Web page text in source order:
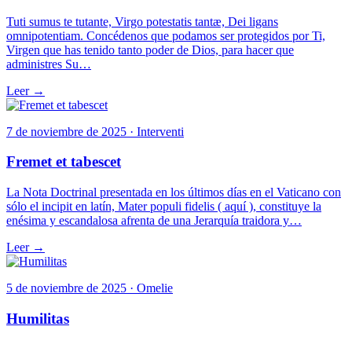
Tuti sumus te tutante, Virgo potestatis tantæ, Dei ligans
omnipotentiam. Concédenos que podamos ser protegidos por Ti,
Virgen que has tenido tanto poder de Dios, para hacer que
administres Su…
Leer →
7 de noviembre de 2025 · Interventi
Fremet et tabescet
La Nota Doctrinal presentada en los últimos días en el Vaticano con
sólo el incipit en latín, Mater populi fidelis ( aquí ), constituye la
enésima y escandalosa afrenta de una Jerarquía traidora y…
Leer →
5 de noviembre de 2025 · Omelie
Humilitas